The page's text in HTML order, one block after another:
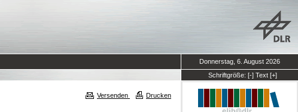
Donnerstag, 6. August 2026
Schriftgröße: [-] Text [+]
Versenden Drucken